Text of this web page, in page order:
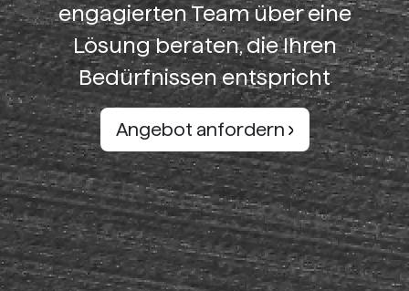
engagierten Team über eine
Lösung beraten, die Ihren
Bedürfnissen entspricht
Angebot anfordern